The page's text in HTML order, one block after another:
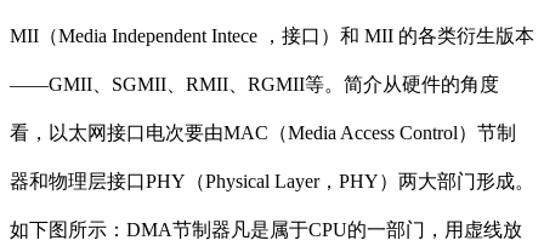
MII（Media Independent Intece ，接口）和 MII 的各类衍生版本
——GMII、SGMII、RMII、RGMII等。简介从硬件的角度
看，以太网接口电次要由MAC（Media Access Control）节制
器和物理层接口PHY（Physical Layer，PHY）两大部门形成。
如下图所示：DMA节制器凡是属于CPU的一部门，用虚线放